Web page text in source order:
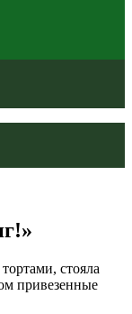
стояла
привезенные